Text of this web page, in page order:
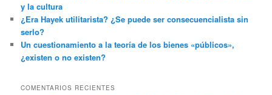
y la cultura
¿Era Hayek utilitarista? ¿Se puede ser consecuencialista sin
serlo?
Un cuestionamiento a la teoría de los bienes «públicos»,
¿existen o no existen?
COMENTARIOS RECIENTES